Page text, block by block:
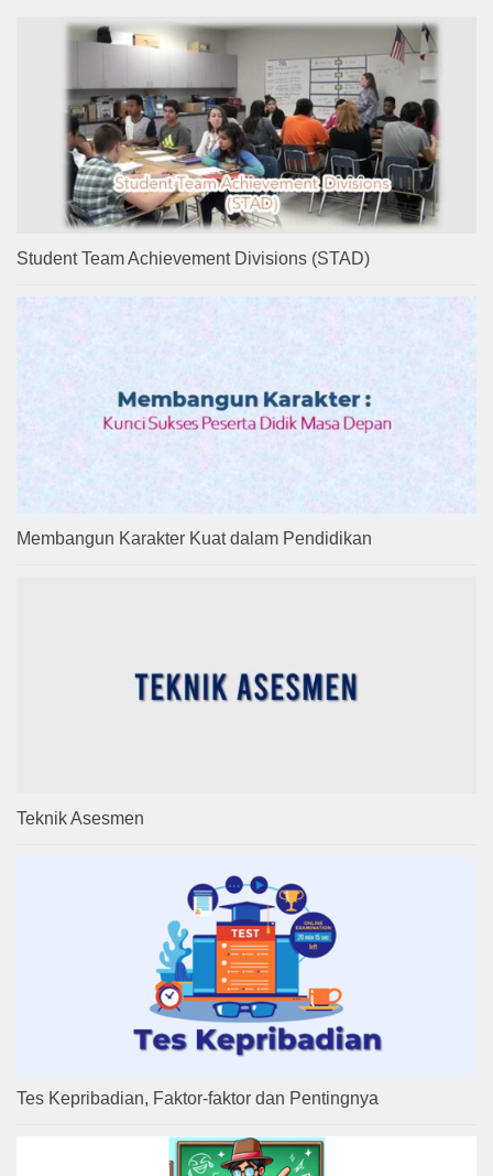
Student Team Achievement Divisions (STAD)
Membangun Karakter Kuat dalam Pendidikan
Teknik Asesmen
Tes Kepribadian, Faktor-faktor dan Pentingnya